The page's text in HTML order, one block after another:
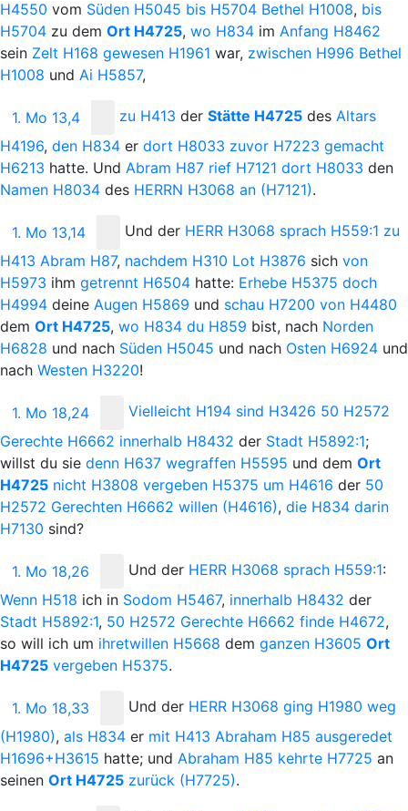
H4550 vom Süden H5045 bis H5704 Bethel H1008, bis
H5704 zu dem Ort H4725, wo H834 im Anfang H8462
sein Zelt H168 gewesen H1961 war, zwischen H996 Bethel
H1008 und Ai H5857,
1. Mo 13,4 zu H413 der Stätte H4725 des Altars
H4196, den H834 er dort H8033 zuvor H7223 gemacht
H6213 hatte. Und Abram H87 rief H7121 dort H8033 den
Namen H8034 des HERRN H3068 an (H7121).
1. Mo 13,14 Und der HERR H3068 sprach H559:1 zu
H413 Abram H87, nachdem H310 Lot H3876 sich von
H5973 ihm getrennt H6504 hatte: Erhebe H5375 doch
H4994 deine Augen H5869 und schau H7200 von H4480
dem Ort H4725, wo H834 du H859 bist, nach Norden
H6828 und nach Süden H5045 und nach Osten H6924 und
nach Westen H3220!
1. Mo 18,24 Vielleicht H194 sind H3426 50 H2572
Gerechte H6662 innerhalb H8432 der Stadt H5892:1;
willst du sie denn H637 wegraffen H5595 und dem Ort
H4725 nicht H3808 vergeben H5375 um H4616 der 50
H2572 Gerechten H6662 willen (H4616), die H834 darin
H7130 sind?
1. Mo 18,26 Und der HERR H3068 sprach H559:1:
Wenn H518 ich in Sodom H5467, innerhalb H8432 der
Stadt H5892:1, 50 H2572 Gerechte H6662 finde H4672,
so will ich um ihretwillen H5668 dem ganzen H3605 Ort
H4725 vergeben H5375.
1. Mo 18,33 Und der HERR H3068 ging H1980 weg
(H1980), als H834 er mit H413 Abraham H85 ausgeredet
H1696+H3615 hatte; und Abraham H85 kehrte H7725 an
seinen Ort H4725 zurück (H7725).